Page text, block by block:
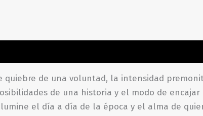
quiebre de una voluntad, la intensidad
de una historia y el modo de
el día a día de la época y el alma de